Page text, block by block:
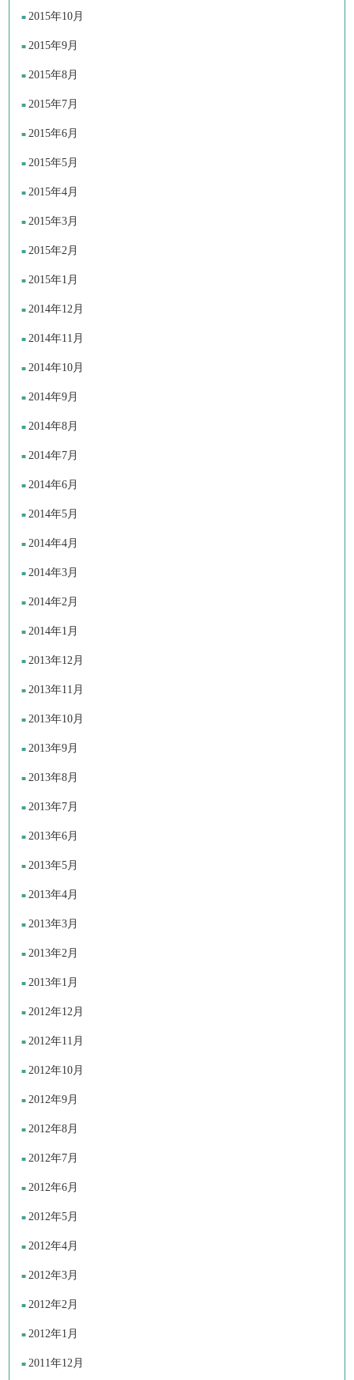
2015年10月
2015年9月
2015年8月
2015年7月
2015年6月
2015年5月
2015年4月
2015年3月
2015年2月
2015年1月
2014年12月
2014年11月
2014年10月
2014年9月
2014年8月
2014年7月
2014年6月
2014年5月
2014年4月
2014年3月
2014年2月
2014年1月
2013年12月
2013年11月
2013年10月
2013年9月
2013年8月
2013年7月
2013年6月
2013年5月
2013年4月
2013年3月
2013年2月
2013年1月
2012年12月
2012年11月
2012年10月
2012年9月
2012年8月
2012年7月
2012年6月
2012年5月
2012年4月
2012年3月
2012年2月
2012年1月
2011年12月